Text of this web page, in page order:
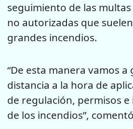
seguimiento de las
no autorizadas que
grandes incendios.
“De esta manera vamos
distancia a la hora de
de regulación, permisos
de los incendios”,